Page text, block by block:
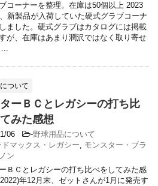
コーナーを整理。在庫は50個以上 2023
新製品が入荷していた硬式グラブコーナ
ました。硬式グラブはカタログには掲載
が、在庫はあまり潤沢ではなく取り寄せ
...
ついて
ーＢＣとレガシーの打ち比
みた感想
06 -野球用品について
ドマックス・レガシー, モンスター・ブラ
ン
ＢＣとレガシーの打ち比べをしてみた感
年12月末、ゼットさんが1月に発売す